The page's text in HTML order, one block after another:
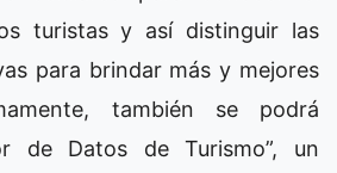
turistas y así distinguir las
para brindar más y mejores
también se podrá
de Datos de Turismo”, un